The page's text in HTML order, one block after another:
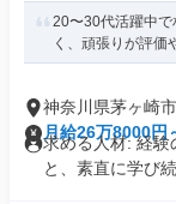
20〜30代活躍中
く、頑張りが評価
神奈川県茅ヶ崎市
月給26万8000円
求める人材: 経験
と、素直に学び